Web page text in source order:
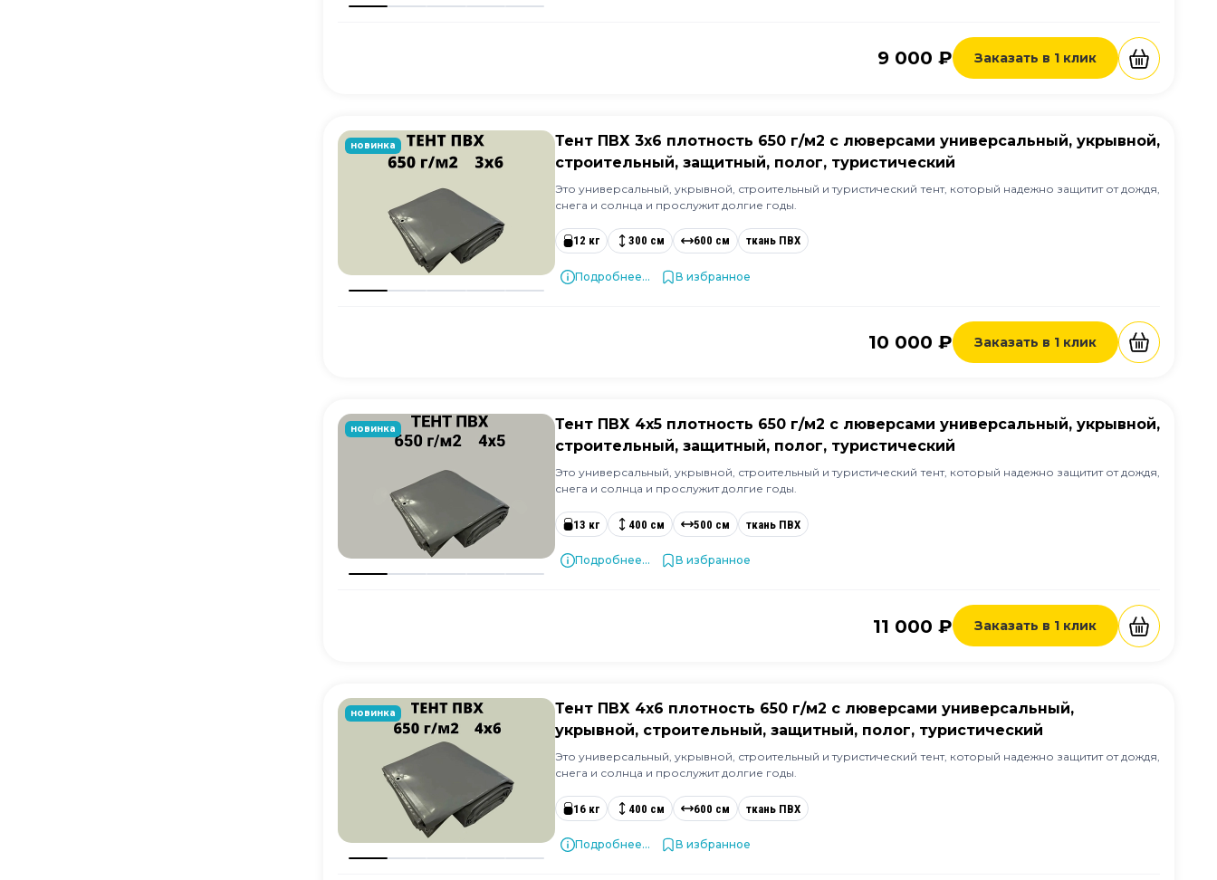
9 000 ₽ Заказать в 1 клик
новинка
Тент ПВХ 3х6 плотность 650 г/м2 с люверсами универсальный, укрывной,
строительный, защитный, полог, туристический
Это универсальный, укрывной, строительный и туристический тент, который надежно защитит от дождя,
снега и солнца и прослужит долгие годы.
12 кг 300 см 600 см ткань ПВХ
Подробнее... В избранное
10 000 ₽ Заказать в 1 клик
новинка
Тент ПВХ 4х5 плотность 650 г/м2 с люверсами универсальный, укрывной,
строительный, защитный, полог, туристический
Это универсальный, укрывной, строительный и туристический тент, который надежно защитит от дождя,
снега и солнца и прослужит долгие годы.
13 кг 400 см 500 см ткань ПВХ
Подробнее... В избранное
11 000 ₽ Заказать в 1 клик
новинка
Тент ПВХ 4х6 плотность 650 г/м2 с люверсами универсальный,
укрывной, строительный, защитный, полог, туристический
Это универсальный, укрывной, строительный и туристический тент, который надежно защитит от дождя,
снега и солнца и прослужит долгие годы.
16 кг 400 см 600 см ткань ПВХ
Подробнее... В избранное